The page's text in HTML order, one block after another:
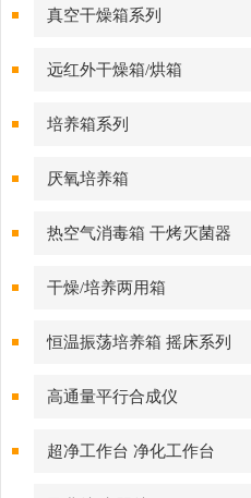
真空干燥箱系列
远红外干燥箱/烘箱
培养箱系列
厌氧培养箱
热空气消毒箱 干烤灭菌器
干燥/培养两用箱
恒温振荡培养箱 摇床系列
高通量平行合成仪
超净工作台 净化工作台